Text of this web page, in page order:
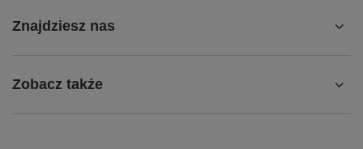
Znajdziesz nas
Zobacz także